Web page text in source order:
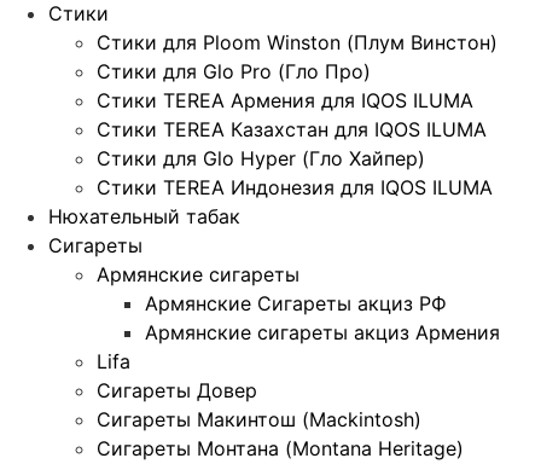
Стики
Стики для Ploom Winston (Плум Винстон)
Стики для Glo Pro (Гло Про)
Стики TEREA Армения для IQOS ILUMA
Стики TEREA Казахстан для IQOS ILUMA
Стики для Glo Hyper (Гло Хайпер)
Стики TEREA Индонезия для IQOS ILUMA
Нюхательный табак
Сигареты
Армянские сигареты
Армянские Сигареты акциз РФ
Армянские сигареты акциз Армения
Lifa
Сигареты Довер
Сигареты Макинтош (Mackintosh)
Сигареты Монтана (Montana Heritage)